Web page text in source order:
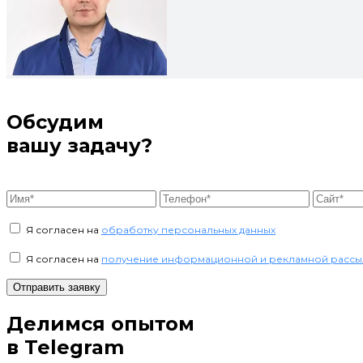
Обсудим
вашу задачу?
Я согласен на обработку персональных данных
Я согласен на получение информационной и рекламной
Отправить заявку
Делимся опытом
в Telegram